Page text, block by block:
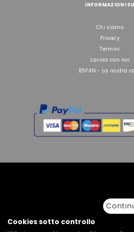
INFORMAZIONI SU
Chi siamo
Privacy
Termini
Lavora con noi
85FAN - La nostra
anche parziale.
Via Piave Km 68,600 • 04100 Latina, Italia |
77855
Cookies sotto controllo